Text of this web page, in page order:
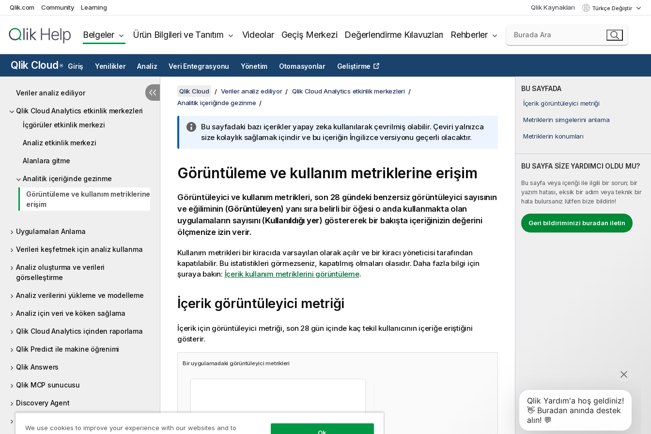
Qlik.com Community Learning Qlik Kaynakları Türkçe Değiştir
Belgeler Ürün Bilgileri ve Tanıtım Videolar Geçiş Merkezi Değerlendirme Kılavuzları Rehberler
Qlik Cloud ® Giriş Yenilikler Analiz Veri Entegrasyonu Yönetim Otomasyonlar Geliştirme
Veriler analiz ediliyor
Qlik Cloud Analytics etkinlik merkezleri
İçgörüler etkinlik merkezi
Analiz etkinlik merkezi
Alanlara gitme
Analitik içeriğinde gezinme
Görüntüleme ve kullanım metriklerine
erişim
Uygulamaları Anlama
Verileri keşfetmek için analiz kullanma
Analiz oluşturma ve verileri
görselleştirme
Analiz verilerini yükleme ve modelleme
Analiz için veri ve köken sağlama
Qlik Cloud Analytics içinden raporlama
Qlik Predict ile makine öğrenimi
Qlik Answers
Qlik MCP sunucusu
Discovery Agent
BU SAYFADA
İçerik görüntüleyici metriği
Metriklerin simgelerini anlama
Metriklerin konumları
BU SAYFA SİZE YARDIMCI OLDU MU?
Bu sayfa veya içeriği ile ilgili bir sorun; bir
yazım hatası, eksik bir adım veya teknik bir
hata bulursanız lütfen bize bildirin!
Geri bildiriminizi buradan iletin
Qlik Cloud Veriler analiz ediliyor
Qlik Cloud Analytics etkinlik merkezleri
Analitik içeriğinde gezinme
Bu sayfadaki bazı içerikler yapay zeka kullanılarak çevrilmiş olabilir. Çeviri yalnızca
size kolaylık sağlamak içindir ve bu içeriğin İngilizce versiyonu geçerli olacaktır.
Görüntüleme ve kullanım metriklerine erişim
Görüntüleyici ve kullanım metrikleri, son 28 gündeki benzersiz görüntüleyici sayısının
ve eğiliminin (Görüntüleyen) yanı sıra belirli bir öğesi o anda kullanmakta olan
uygulamaların sayısını (Kullanıldığı yer) göstererek bir bakışta içeriğinizin değerini
ölçmenize izin verir.
Kullanım metrikleri bir kiracıda varsayılan olarak açılır ve bir kiracı yöneticisi tarafından
kapatılabilir. Bu istatistikleri görmezseniz, kapatılmış olmaları olasıdır. Daha fazla bilgi için
şuraya bakın: İçerik kullanım metriklerini görüntüleme.
İçerik görüntüleyici metriği
İçerik için görüntüleyici metriği, son 28 gün içinde kaç tekil kullanıcının içeriğe eriştiğini
gösterir.
Bir uygulamadaki görüntüleyici metrikleri
We use cookies to improve your experience with our websites and to